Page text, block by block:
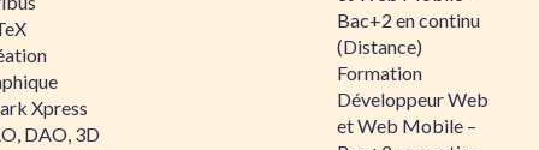
Xpress
DAO, 3D
Bac+2 en continu
(Distance)
Formation
Développeur Web
et Web Mobile –